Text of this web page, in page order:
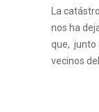
La
nos ha
que, junto
vecinos